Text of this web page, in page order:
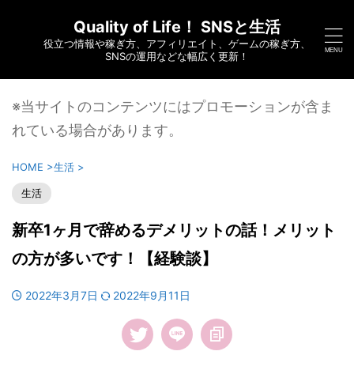
Quality of Life！ SNSと生活
役立つ情報や稼ぎ方、アフィリエイト、ゲームの稼ぎ方、
SNSの運用などな幅広く更新！
※当サイトのコンテンツにはプロモーションが含ま
れている場合があります。
HOME >生活 >
生活
新卒1ヶ月で辞めるデメリットの話！メリット
の方が多いです！【経験談】
2022年3月7日 2022年9月11日